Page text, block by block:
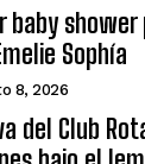
baby shower
Sophía
8, 2026
del Club